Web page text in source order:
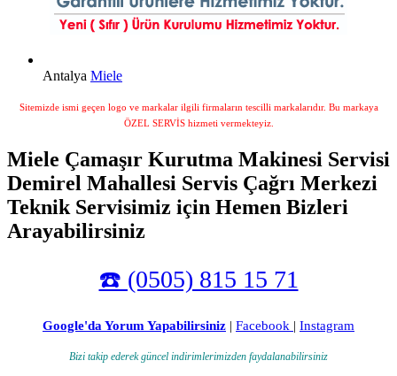
Antalya Miele
Sitemizde ismi geçen logo ve markalar ilgili firmaların tescilli markalarıdır. Bu markaya
ÖZEL SERVİS hizmeti vermekteyiz.
Miele Çamaşır Kurutma Makinesi Servisi
Demirel Mahallesi Servis Çağrı Merkezi
Teknik Servisimiz için Hemen Bizleri
Arayabilirsiniz
☎️ (0505) 815 15 71
Google'da Yorum Yapabilirsiniz | Facebook | Instagram
Bizi takip ederek güncel indirimlerimizden faydalanabilirsiniz